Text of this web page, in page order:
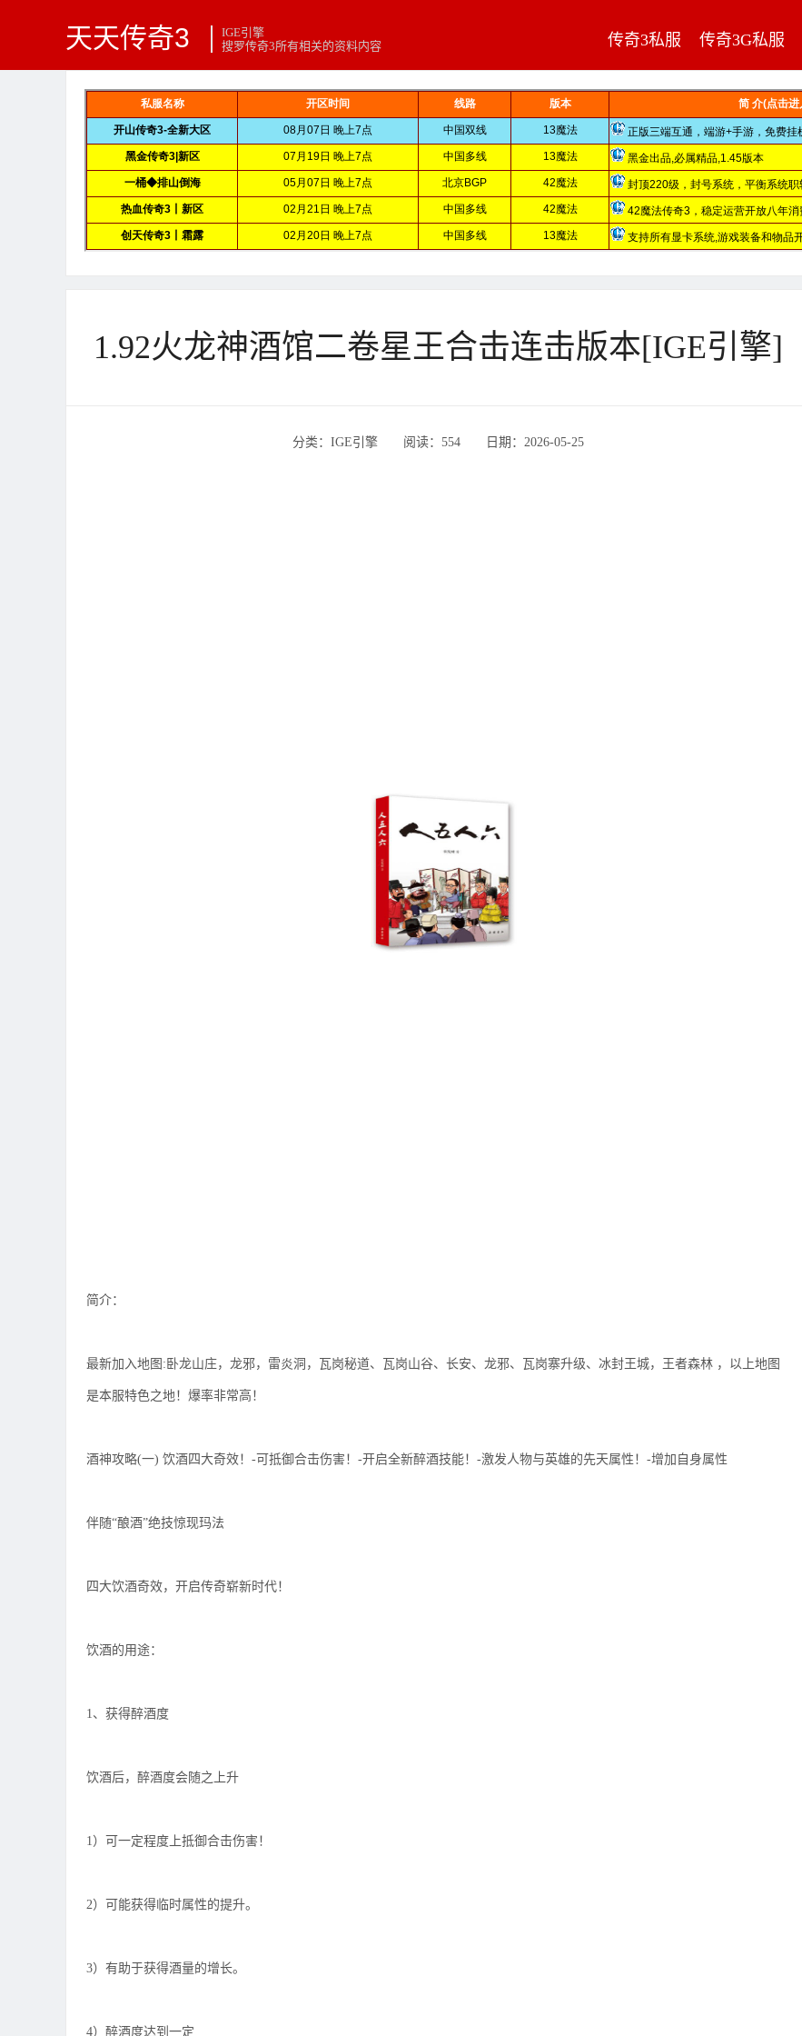
天天传奇3
IGE引擎
搜罗传奇3所有相关的资料内容
传奇3私服 传奇3G私服
1.92火龙神酒馆二卷星王合击连击版本[IGE引擎]
分类：IGE引擎 ‌‍阅读：554 ‌‍日期：2026-05-25
简介：
最新加入地图:卧龙山庄，龙邪，雷炎洞，瓦岗秘道、瓦岗山谷、长安、龙邪、瓦岗寨升级、冰封王城，王者森林 ，以上地图
是本服特色之地！爆率非常高！
酒神攻略(一) 饮酒四大奇效！-可抵御合击伤害！-开启全新醉酒技能！-激发人物与英雄的先天属性！-增加自身属性
伴随“酿酒”绝技惊现玛法
四大饮酒奇效，开启传奇崭新时代！
饮酒的用途：
1、获得醉酒度
饮酒后，醉酒度会随之上升
1）可一定程度上抵御合击伤害！
2）可能获得临时属性的提升。
3）有助于获得酒量的增长。
4）醉酒度达到一定